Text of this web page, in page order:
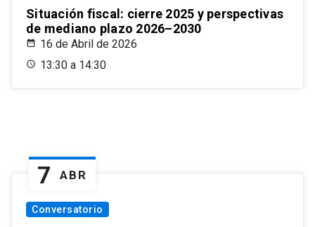
Situación fiscal: cierre 2025 y perspectivas
de mediano plazo 2026–2030
16 de Abril de 2026
13:30 a 14:30
7 ABR
Conversatorio